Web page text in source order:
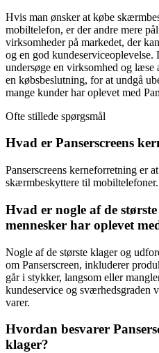
Hvis man ønsker at købe
mobiltelefon, er der andre mere
virksomheder på markedet, der
og en god kundeserviceoplevelse.
undersøge en virksomhed og læse
en købsbeslutning, for at undgå
mange kunder har oplevet med
Ofte stillede spørgsmål
Hvad er Panserscreens
Panserscreens kerneforretning er
skærmbeskyttere til mobiltelefoner.
Hvad er nogle af de
mennesker har oplevet
Nogle af de største klager og
om Panserscreen, inkluderer
går i stykker, langsom eller
kundeservice og sværhedsgraden
varer.
Hvordan besvarer
klager?